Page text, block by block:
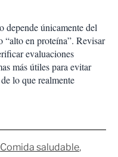
depende únicamente del
“alto en proteína”. Revisar
evaluaciones
más útiles para evitar
lo que realmente
Comida saludable